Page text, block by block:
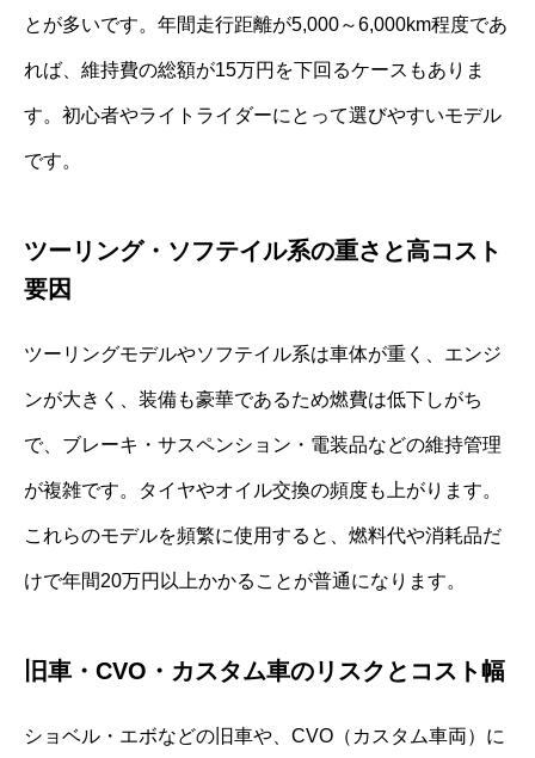
とが多いです。年間走行距離が5,000～6,000km程度であ
れば、維持費の総額が15万円を下回るケースもありま
す。初心者やライトライダーにとって選びやすいモデル
です。
ツーリング・ソフテイル系の重さと高コスト
要因
ツーリングモデルやソフテイル系は車体が重く、エンジ
ンが大きく、装備も豪華であるため燃費は低下しがち
で、ブレーキ・サスペンション・電装品などの維持管理
が複雑です。タイヤやオイル交換の頻度も上がります。
これらのモデルを頻繁に使用すると、燃料代や消耗品だ
けで年間20万円以上かかることが普通になります。
旧車・CVO・カスタム車のリスクとコスト幅
ショベル・エボなどの旧車や、CVO（カスタム車両）に